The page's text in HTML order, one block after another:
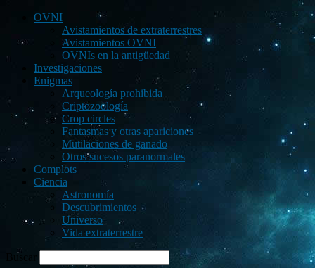
OVNI
Avistamientos de extraterrestres
Avistamientos OVNI
OVNIs en la antigüedad
Investigaciones
Enigmas
Arqueología prohibida
Criptozoología
Crop circles
Fantasmas y otras apariciones
Mutilaciones de ganado
Otros sucesos paranormales
Complots
Ciencia
Astronomía
Descubrimientos
Universo
Vida extraterrestre
Buscar